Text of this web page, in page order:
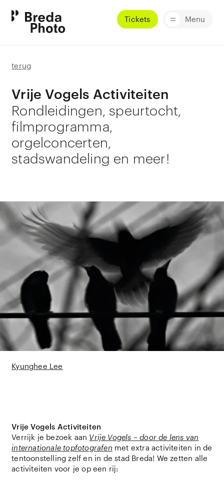
Tickets Menu
terug
Vrije Vogels Activiteiten
Rondleidingen, speurtocht,
filmprogramma,
orgelconcerten,
stadswandeling en meer!
Kyunghee Lee
Vrije Vogels Activiteiten
Verrijk je bezoek aan Vrije Vogels – door de lens van
internationale topfotografen met extra activiteiten in de
tentoonstelling zelf en in de stad Breda! We zetten alle
activiteiten voor je op een rij: